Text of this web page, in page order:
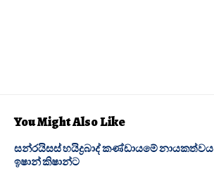
You Might Also Like
සන්රයිසස් හයිද්‍රබාද් කණ්ඩායමේ නායකත්වය
ඉෂාන් කිෂාන්ට